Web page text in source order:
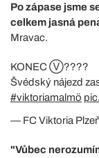
Po zápase jsme
celkem jasná
Mravac.
KONEC Ⓥ????
Švédský nájezd
#viktoriamalmö
— FC Viktoria
"Vůbec